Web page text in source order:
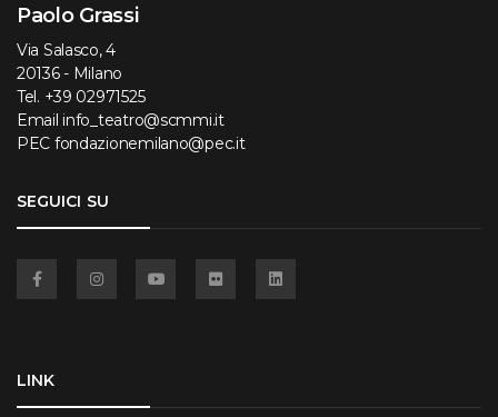
Paolo Grassi
Via Salasco, 4
20136 - Milano
Tel. +39 02971525
Email info_teatro@scmmi.it
PEC fondazionemilano@pec.it
SEGUICI SU
LINK